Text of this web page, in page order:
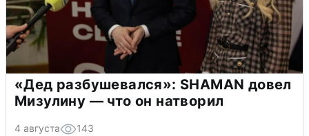
«Дед разбушевался»: SHAMAN довел
Мизулину — что он натворил
4 августа 143